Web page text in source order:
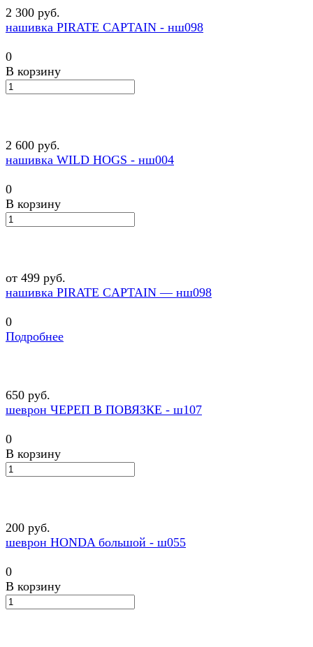
2 300 руб.
нашивка PIRATE CAPTAIN - нш098
0
В корзину
2 600 руб.
нашивка WILD HOGS - нш004
0
В корзину
от 499 руб.
нашивка PIRATE CAPTAIN — нш098
0
Подробнее
650 руб.
шеврон ЧЕРЕП В ПОВЯЗКЕ - ш107
0
В корзину
200 руб.
шеврон HONDA большой - ш055
0
В корзину